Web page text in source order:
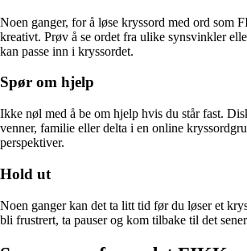
Noen ganger, for å løse kryssord med ord som
kreativt. Prøv å se ordet fra ulike synsvinkler
kan passe inn i kryssordet.
Spør om hjelp
Ikke nøl med å be om hjelp hvis du står fast.
venner, familie eller delta i en online
perspektiver.
Hold ut
Noen ganger kan det ta litt tid før du løser et
bli frustrert, ta pauser og kom tilbake til det